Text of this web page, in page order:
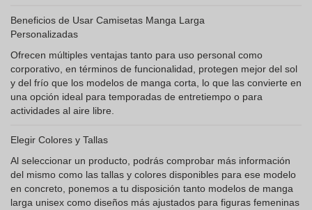
Beneficios de Usar Camisetas Manga Larga
Personalizadas
Ofrecen múltiples ventajas tanto para uso personal como
corporativo, en términos de funcionalidad, protegen mejor del sol
y del frío que los modelos de manga corta, lo que las convierte en
una opción ideal para temporadas de entretiempo o para
actividades al aire libre.
Elegir Colores y Tallas
Al seleccionar un producto, podrás comprobar más información
del mismo como las tallas y colores disponibles para ese modelo
en concreto, ponemos a tu disposición tanto modelos de manga
larga unisex como diseños más ajustados para figuras femeninas